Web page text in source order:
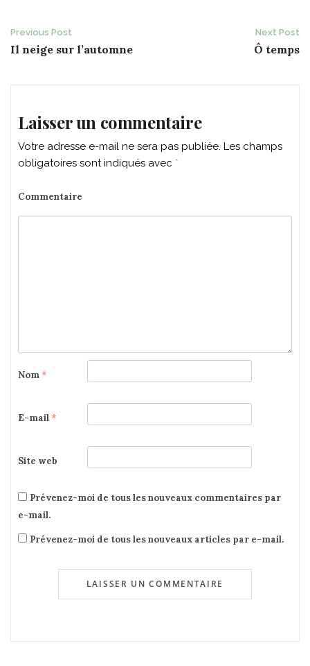
Post
navigation
Previous Post
Il neige sur l’automne
Next Post
Ô temps
Laisser un commentaire
Votre adresse e-mail ne sera pas publiée. Les champs
obligatoires sont indiqués avec *
Commentaire
Nom *
E-mail *
Site web
Prévenez-moi de tous les nouveaux commentaires par
e-mail.
Prévenez-moi de tous les nouveaux articles par e-mail.